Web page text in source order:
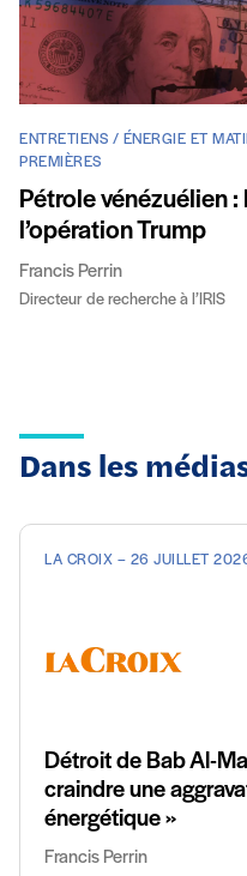
ENTRETIENS / ÉNERGIE ET
PREMIÈRES
Pétrole vénézuélien
l’opération Trump
Francis Perrin
Directeur de recherche à l’IRIS
Dans les
LA CROIX – 26 JUILLET
Détroit de Bab Al-
craindre une
énergétique »
Francis Perrin